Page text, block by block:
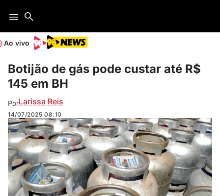
Ao vivo
Botijão de gás pode custar até R$
145 em BH
PorLarissa Reis
14/07/2025 08:10